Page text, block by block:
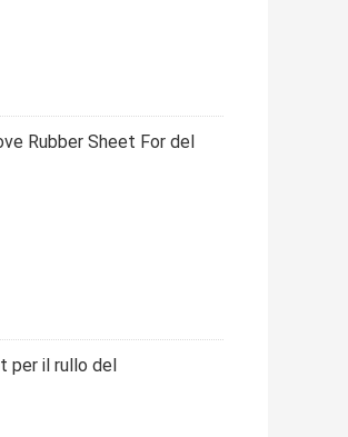
Rubber Sheet For del
per il rullo del